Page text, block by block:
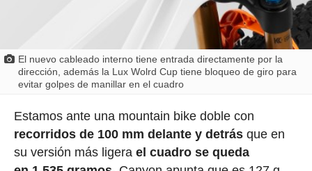
El nuevo cableado interno tiene entrada directamente por la
dirección, además la Lux Wolrd Cup tiene bloqueo de giro para
evitar golpes de manillar en el cuadro
Estamos ante una mountain bike doble con
recorridos de 100 mm delante y detrásque en
su versión más ligerael cuadro se queda